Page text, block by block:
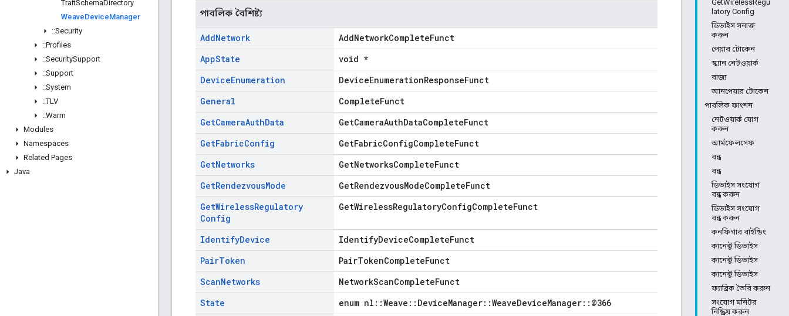
TraitSchemaDirectory
WeaveDeviceManager
::Security
::Profiles
::SecuritySupport
::Support
::System
::TLV
::Warm
Modules
Namespaces
Related Pages
Java
GetWirelessRegu
latory Config
ডিভাইস সনাক্ত
করুন
পেয়ার টোকেন
স্ক্যান নেটওয়ার্ক
রাজ্য
আনপেয়ার টোকেন
পাবলিক ফাংশন
নেটওয়ার্ক যোগ
করুন
আর্মফেলসেফ
বন্ধ
বন্ধ
ডিভাইস সংযোগ
বন্ধ করুন
ডিভাইস সংযোগ
বন্ধ করুন
কনফিগার বাইন্ডিং
কানেক্ট ডিভাইস
কানেক্ট ডিভাইস
কানেক্ট ডিভাইস
ফ্যাব্রিক তৈরি করুন
সংযোগ মনিটর
নিষ্ক্রিয় করুন
পাবলিক বৈশিষ্ট্য
AddNetwork
AddNetworkCompleteFunct
AppState
void *
DeviceEnumeration
DeviceEnumerationResponseFunct
General
CompleteFunct
GetCameraAuthData
GetCameraAuthDataCompleteFunct
GetFabricConfig
GetFabricConfigCompleteFunct
GetNetworks
GetNetworksCompleteFunct
GetRendezvousMode
GetRendezvousModeCompleteFunct
GetWirelessRegulatory
Config
GetWirelessRegulatoryConfigCompleteFunct
IdentifyDevice
IdentifyDeviceCompleteFunct
PairToken
PairTokenCompleteFunct
ScanNetworks
NetworkScanCompleteFunct
State
enum nl::Weave::DeviceManager::WeaveDeviceManager::@366